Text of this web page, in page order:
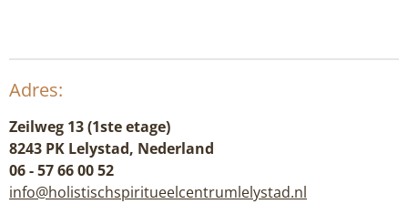
Adres:
Zeilweg 13 (1ste etage)
8243 PK Lelystad, Nederland
06 - 57 66 00 52
info@holistischspiritueelcentrumlelystad.nl